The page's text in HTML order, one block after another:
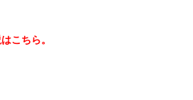
こちら。